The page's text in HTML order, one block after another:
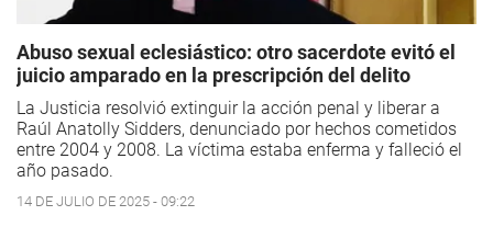
Abuso sexual eclesiástico: otro sacerdote evitó el
juicio amparado en la prescripción del delito
La Justicia resolvió extinguir la acción penal y liberar a
Raúl Anatolly Sidders, denunciado por hechos cometidos
entre 2004 y 2008. La víctima estaba enferma y falleció el
año pasado.
14 DE JULIO DE 2025 - 09:22